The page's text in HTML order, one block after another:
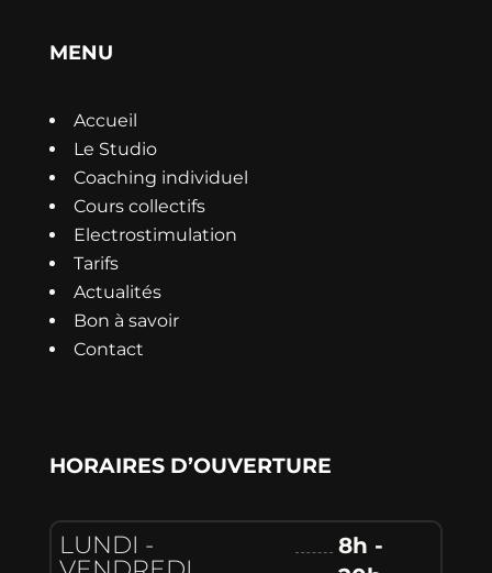
MENU
Accueil
Le Studio
Coaching individuel
Cours collectifs
Electrostimulation
Tarifs
Actualités
Bon à savoir
Contact
HORAIRES D’OUVERTURE
LUNDI -
8h -